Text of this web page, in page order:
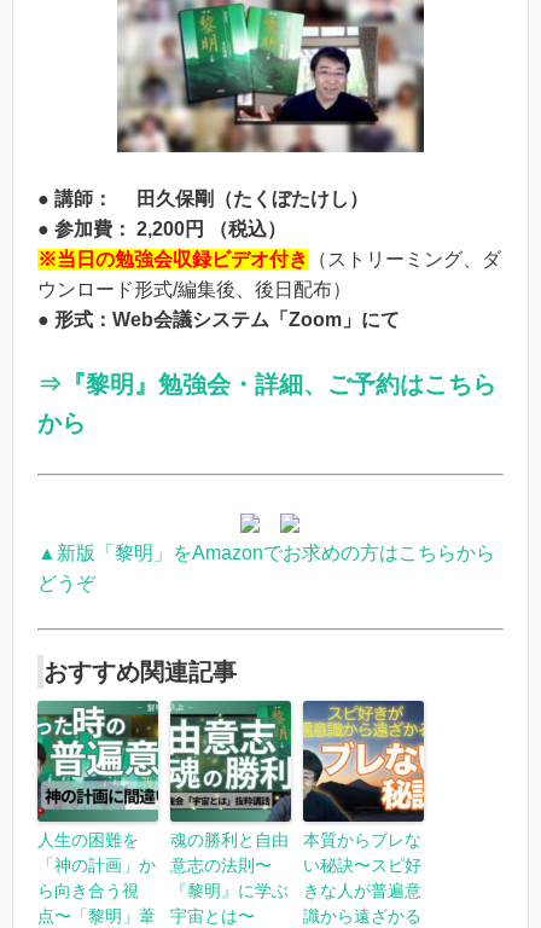
● 講師： 田久保剛（たくぼたけし）
● 参加費： 2,200円 （税込）
※当日の勉強会収録ビデオ付き
（ストリーミング、ダ
ウンロード形式/編集後、後日配布）
● 形式：Web会議システム「Zoom」にて
⇒ 『黎明』勉強会・ 詳細、ご予約はこちら
から
▲新版「黎明」をAmazonでお求めの方はこちらから
どうぞ
おすすめ関連記事
人生の困難を
「神の計画」か
ら向き合う視
点〜「黎明」葦
魂の勝利と自由
意志の法則〜
『黎明』に学ぶ
宇宙とは〜
本質からブレな
い秘訣〜スピ好
きな人が普遍意
識から遠ざかる